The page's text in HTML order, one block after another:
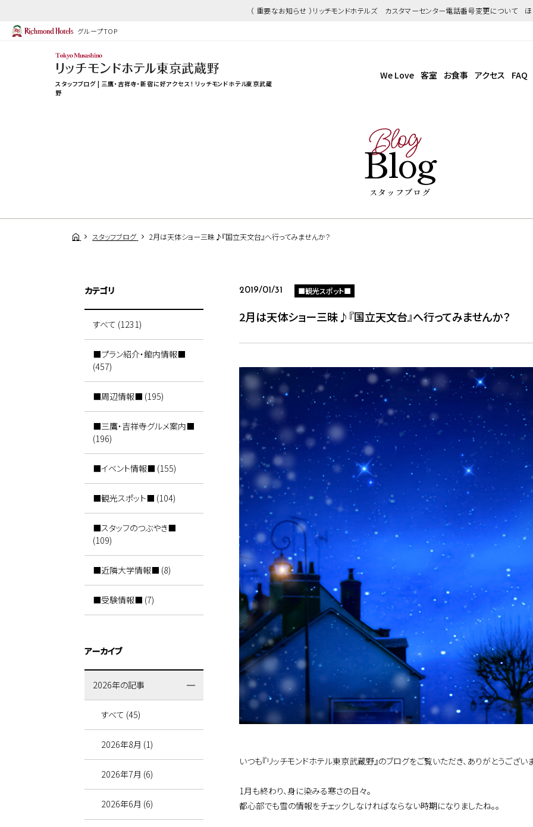
（ 重要なお知らせ ）リッチモンドホテルズ カスタマーセンター電話番号変更について
グループTOP
スタッフブログ | 三鷹・吉祥寺・新宿に好アクセス！ リッチモンドホテル東京武蔵
野
We Love 客室 お食事 アクセス FAQ
Blog
Blog
スタッフブログ
スタッフブログ 2月は天体ショー三昧♪『国立天文台』へ行ってみませんか？
2019/01/31 ■観光スポット■
2月は天体ショー三昧♪『国立天文台』へ行ってみませんか？
いつも『リッチモンドホテル東京武蔵野』のブログをご覧いただき、ありがとうござい
1月も終わり、身に染みる寒さの日々。
都心部でも雪の情報をチェックしなければならない時期になりましたね。。
カテゴリ
すべて (1231)
■プラン紹介・館内情報■
(457)
■周辺情報■ (195)
■三鷹・吉祥寺グルメ案内■
(196)
■イベント情報■ (155)
■観光スポット■ (104)
■スタッフのつぶやき■
(109)
■近隣大学情報■ (8)
■受験情報■ (7)
アーカイブ
2026年の記事
すべて (45)
2026年8月 (1)
2026年7月 (6)
2026年6月 (6)